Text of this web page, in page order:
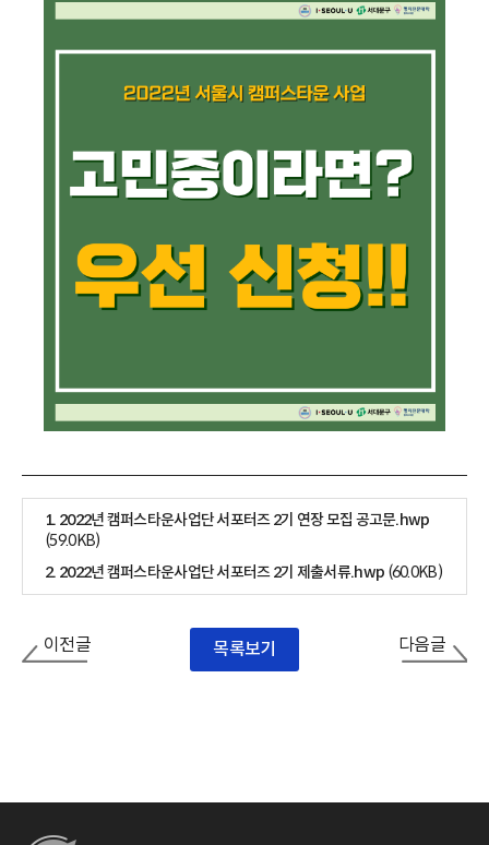
1. 2022년 캠퍼스타운사업단 서포터즈 2기 연장 모집 공고문.hwp
(59.0KB)
2. 2022년 캠퍼스타운사업단 서포터즈 2기 제출서류.hwp (60.0KB)
이전글 목록보기 다음글